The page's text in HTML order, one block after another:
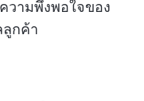
วามพึงพอใจของ
กค้า